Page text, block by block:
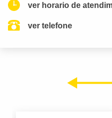
ver horario de
ver telefone